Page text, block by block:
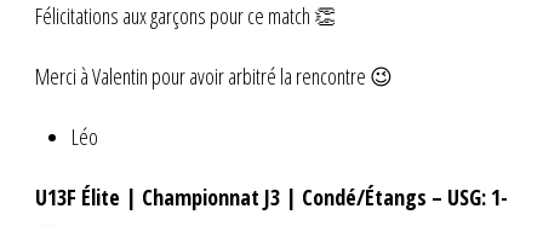
Félicitations aux garçons pour ce match 👏
Merci à Valentin pour avoir arbitré la rencontre 😉
Léo
U13F Élite | Championnat J3 | Condé/Étangs – USG: 1-